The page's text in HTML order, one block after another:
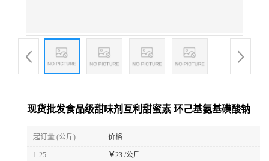
现货批发食品级甜味剂互利甜蜜素 环己基氨基磺酸钠
起订量 (公斤) 价格
1-25 ￥23 /公斤